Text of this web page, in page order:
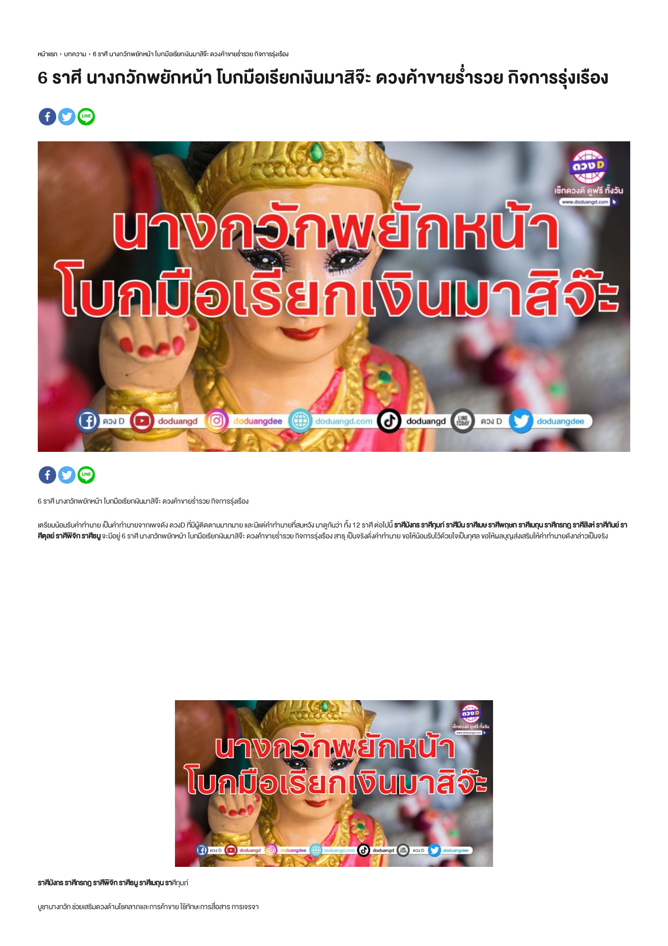
หน้าแรก บทความ 6 ราศี นางกวักพยักหน้า โบกมือเรียกเงินมาสิจ๊ะ ดวงค้าขายร่ำรวย กิจการรุ่งเรือง
6 ราศี นางกวักพยักหน้า โบกมือเรียกเงินมาสิจ๊ะ ดวงค้าขายร่ำรวย กิจการรุ่งเรือง
6 ราศี นางกวักพยักหน้า โบกมือเรียกเงินมาสิจ๊ะ ดวงค้าขายร่ำรวย กิจการรุ่งเรือง
เตรียมน้อมรับคำทำนาย เป็นคำทำนายจากเพจดัง ดวงD ที่มีผู้ติดตามมากมาย และมีแต่คำทำนายที่สมหวัง มาดูกันว่า ทั้ง 12 ราศี ต่อไปนี้ราศีมังกร ราศีกุมภ์ ราศีมีน ราศีเมษ ราศีพฤษภ ราศีเมถุน ราศีกรกฎ ราศีสิงห์ ราศีกันย์ รา
ศีตุลย์ ราศีพิจิก ราศีธนูจะมีอยู่ 6 ราศี นางกวักพยักหน้า โบกมือเรียกเงินมาสิจ๊ะ ดวงค้าขายร่ำรวย กิจการรุ่งเรือง สาธุ เป็นจริงดั่งคำทำนาย ขอให้น้อมรับไว้ด้วยใจเป็นกุศล ขอให้ผลบุญส่งเสริมให้คำทำนายดังกล่าวเป็นจริง
ราศีมังกร ราศีกรกฎ ราศีพิจิก ราศีธนู ราศีเมถุน ราศีกุมภ์
บูชานางกวัก ช่วยเสริมดวงด้านโชคลาภและการค้าขาย ใช้ทักษะการสื่อสาร การเจรจา